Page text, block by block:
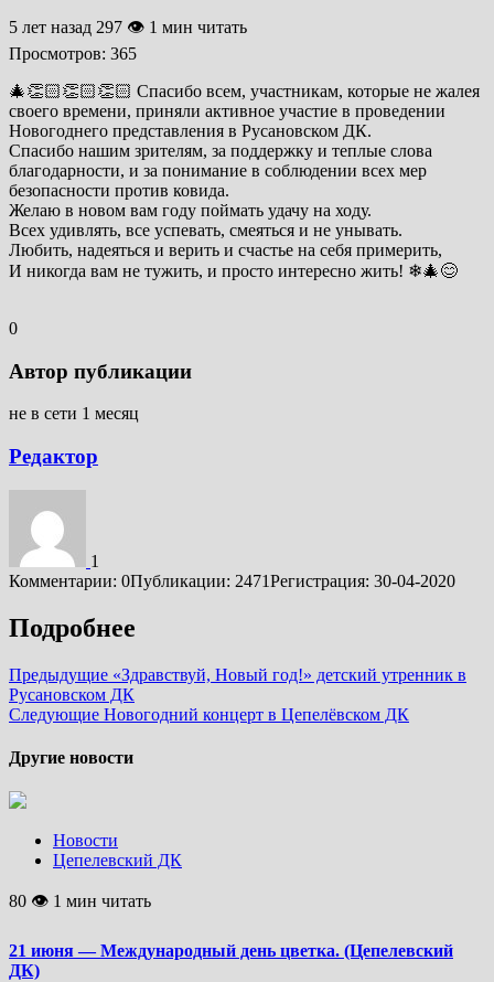
5 лет назад 297 👁 1 мин читать
Просмотров: 365
🎄👏🏻👏🏻👏🏻 Спасибо всем, участникам, которые не жалея
своего времени, приняли активное участие в проведении
Новогоднего представления в Русановском ДК.
Спасибо нашим зрителям, за поддержку и теплые слова
благодарности, и за понимание в соблюдении всех мер
безопасности против ковида.
Желаю в новом вам году поймать удачу на ходу.
Всех удивлять, все успевать, смеяться и не унывать.
Любить, надеяться и верить и счастье на себя примерить,
И никогда вам не тужить, и просто интересно жить! ❄🎄😊
0
Автор публикации
не в сети 1 месяц
Редактор
1
Комментарии: 0Публикации: 2471Регистрация: 30-04-2020
Подробнее
Предыдущие «Здравствуй, Новый год!» детский утренник в
Русановском ДК
Следующие Новогодний концерт в Цепелёвском ДК
Другие новости
Новости
Цепелевский ДК
80 👁 1 мин читать
21 июня — Международный день цветка. (Цепелевский
ДК)